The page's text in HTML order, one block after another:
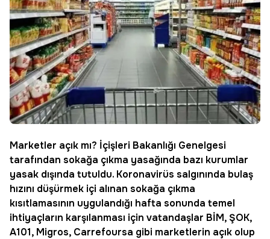
Marketler açık mı? İçişleri Bakanlığı Genelgesi
tarafından sokağa çıkma yasağında bazı kurumlar
yasak dışında tutuldu. Koronavirüs salgınında bulaş
hızını düşürmek içi alınan sokağa çıkma
kısıtlamasının uygulandığı hafta sonunda temel
ihtiyaçların karşılanması için vatandaşlar BİM, ŞOK,
A101, Migros, Carrefoursa gibi marketlerin açık olup